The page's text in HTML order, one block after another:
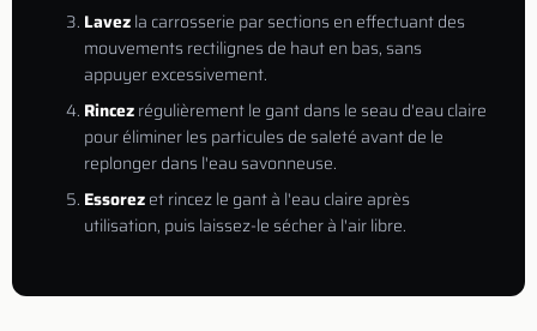
Lavezla carrosserie par sections en effectuant des
mouvements rectilignes de haut en bas, sans
appuyer excessivement.
Rincezrégulièrement le gant dans le seau d'eau claire
pour éliminer les particules de saleté avant de le
replonger dans l'eau savonneuse.
Essorezet rincez le gant à l'eau claire après
utilisation, puis laissez-le sécher à l'air libre.